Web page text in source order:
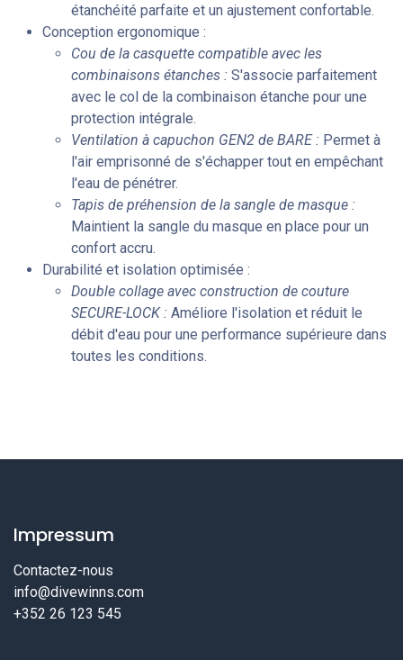
étanchéité parfaite et un ajustement confortable.
Conception ergonomique :
Cou de la casquette compatible avec les
combinaisons étanches : S'associe parfaitement
avec le col de la combinaison étanche pour une
protection intégrale.
Ventilation à capuchon GEN2 de BARE : Permet à
l'air emprisonné de s'échapper tout en empêchant
l'eau de pénétrer.
Tapis de préhension de la sangle de masque :
Maintient la sangle du masque en place pour un
confort accru.
Durabilité et isolation optimisée :
Double collage avec construction de couture
SECURE-LOCK : Améliore l'isolation et réduit le
débit d'eau pour une performance supérieure dans
toutes les conditions.
Impressum
Contactez-nous
info@divewinns.com
+352 26 123 545